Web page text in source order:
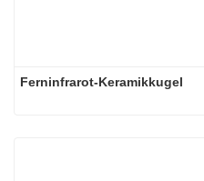
Ferninfrarot-Keramikkugel